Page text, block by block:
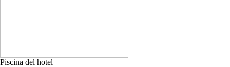
Piscina del hotel